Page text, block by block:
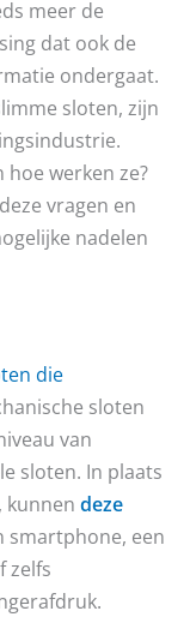
meer de
dat ook de
ondergaat.
sloten, zijn
hoe werken ze?
vragen en
nadelen
die
sloten
van
sloten. In plaats
kunnen deze
smartphone, een
zelfs